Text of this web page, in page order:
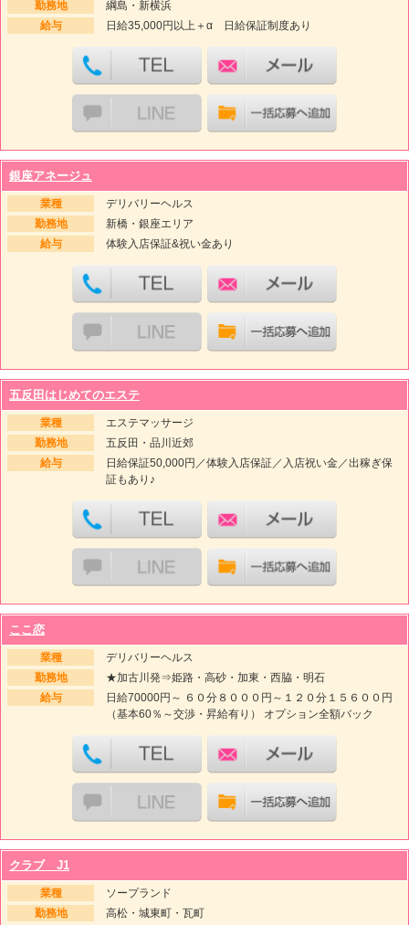
勤務地
綱島・新横浜
給与
日給35,000円以上＋α 日給保証制度あり
銀座アネージュ
業種
デリバリーヘルス
勤務地
新橋・銀座エリア
給与
体験入店保証&祝い金あり
五反田はじめてのエステ
業種
エステマッサージ
勤務地
五反田・品川近郊
給与
日給保証50,000円／体験入店保証／入店祝い金／出稼ぎ保
証もあり♪
ここ恋
業種
デリバリーヘルス
勤務地
★加古川発⇒姫路・高砂・加東・西脇・明石
給与
日給70000円～ ６０分８０００円～１２０分１５６００円
（基本60％～交渉・昇給有り） オプション全額バック
クラブ J1
業種
ソープランド
勤務地
高松・城東町・瓦町